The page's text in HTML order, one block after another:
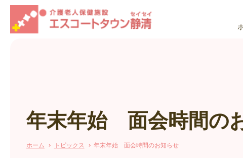
年末年始 面会時間の
ホーム トピックス 年末年始 面会時間のお知らせ